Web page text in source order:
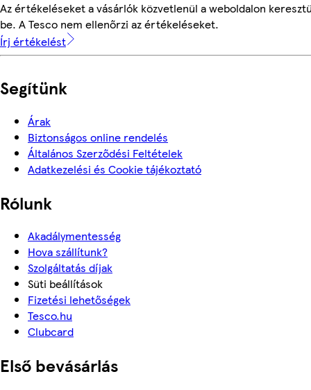
Az értékeléseket a vásárlók közvetlenül a weboldalon
be. A Tesco nem ellenőrzi az értékeléseket.
Írj értékelést
Segítünk
Árak
Biztonságos online rendelés
Általános Szerződési Feltételek
Adatkezelési és Cookie tájékoztató
Rólunk
Akadálymentesség
Hova szállítunk?
Szolgáltatás díjak
Süti beállítások
Fizetési lehetőségek
Tesco.hu
Clubcard
Első bevásárlás